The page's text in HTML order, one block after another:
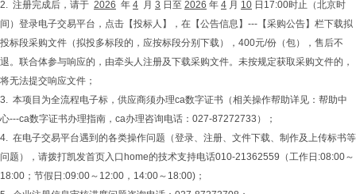
2. 注册完成后，请于 2026 年 4 月 3 日至 2026 年 4 月 10 日17:00时止（北京时
间）登录电子交易平台，点击【投标人】，在【公告信息】---【采购公告】栏下载拟
投标段采购文件（拟投多标段的，应按标段分别下载），400元/份（包），售后不
退。联合体参与响应的，由牵头人注册及下载采购文件。未按规定获取采购文件的，
将无法提交响应文件；
3. 本项目为全流程电子标，供应商须办理ca数字证书（相关操作帮助详见：帮助中
心---ca数字证书办理指南，ca办理咨询电话：027-87272733）；
4. 在电子交易平台遇到的各类操作问题（登录、注册、文件下载、制作及上传标书等
问题），请拨打凯发首页入口home的技术支持电话010-21362559（工作日:08:00～
18:00；节假日:09:00～12:00，14:00～18:00)；